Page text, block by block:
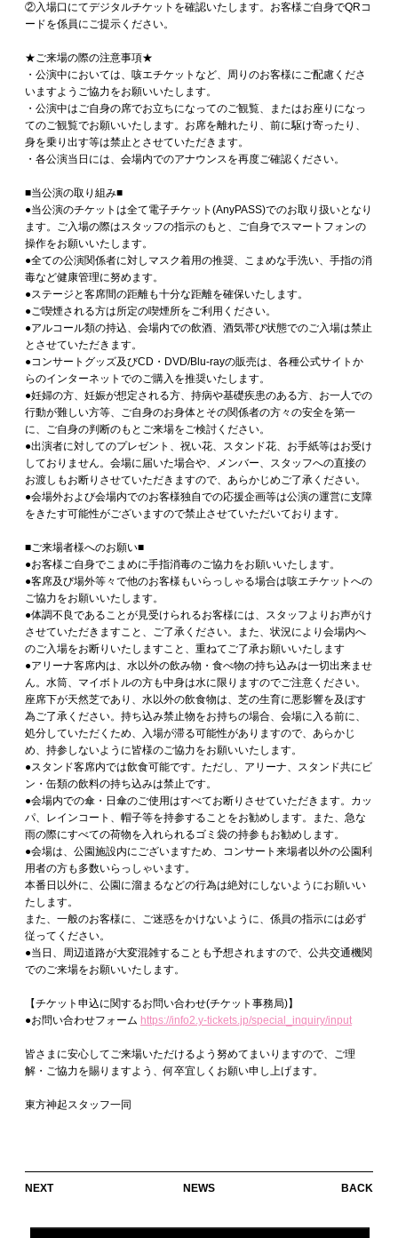
②入場口にてデジタルチケットを確認いたします。お客様ご自身でQRコ
ードを係員にご提示ください。
★ご来場の際の注意事項★
・公演中においては、咳エチケットなど、周りのお客様にご配慮くださ
いますようご協力をお願いいたします。
・公演中はご自身の席でお立ちになってのご観覧、またはお座りになっ
てのご観覧でお願いいたします。お席を離れたり、前に駆け寄ったり、
身を乗り出す等は禁止とさせていただきます。
・各公演当日には、会場内でのアナウンスを再度ご確認ください。
■当公演の取り組み■
●当公演のチケットは全て電子チケット(AnyPASS)でのお取り扱いとなり
ます。ご入場の際はスタッフの指示のもと、ご自身でスマートフォンの
操作をお願いいたします。
●全ての公演関係者に対しマスク着用の推奨、こまめな手洗い、手指の消
毒など健康管理に努めます。
●ステージと客席間の距離も十分な距離を確保いたします。
●ご喫煙される方は所定の喫煙所をご利用ください。
●アルコール類の持込、会場内での飲酒、酒気帯び状態でのご入場は禁止
とさせていただきます。
●コンサートグッズ及びCD・DVD/Blu-rayの販売は、各種公式サイトか
らのインターネットでのご購入を推奨いたします。
●妊婦の方、妊娠が想定される方、持病や基礎疾患のある方、お一人での
行動が難しい方等、ご自身のお身体とその関係者の方々の安全を第一
に、ご自身の判断のもとご来場をご検討ください。
●出演者に対してのプレゼント、祝い花、スタンド花、お手紙等はお受け
しておりません。会場に届いた場合や、メンバー、スタッフへの直接の
お渡しもお断りさせていただきますので、あらかじめご了承ください。
●会場外および会場内でのお客様独自での応援企画等は公演の運営に支障
をきたす可能性がございますので禁止させていただいております。
■ご来場者様へのお願い■
●お客様ご自身でこまめに手指消毒のご協力をお願いいたします。
●客席及び場外等々で他のお客様もいらっしゃる場合は咳エチケットへの
ご協力をお願いいたします。
●体調不良であることが見受けられるお客様には、スタッフよりお声がけ
させていただきますこと、ご了承ください。また、状況により会場内へ
のご入場をお断りいたしますこと、重ねてご了承お願いいたします
●アリーナ客席内は、水以外の飲み物・食べ物の持ち込みは一切出来ませ
ん。水筒、マイボトルの方も中身は水に限りますのでご注意ください。
座席下が天然芝であり、水以外の飲食物は、芝の生育に悪影響を及ぼす
為ご了承ください。持ち込み禁止物をお持ちの場合、会場に入る前に、
処分していただくため、入場が滞る可能性がありますので、あらかじ
め、持参しないように皆様のご協力をお願いいたします。
●スタンド客席内では飲食可能です。ただし、アリーナ、スタンド共にビ
ン・缶類の飲料の持ち込みは禁止です。
●会場内での傘・日傘のご使用はすべてお断りさせていただきます。カッ
パ、レインコート、帽子等を持参することをお勧めします。また、急な
雨の際にすべての荷物を入れられるゴミ袋の持参もお勧めします。
●会場は、公園施設内にございますため、コンサート来場者以外の公園利
用者の方も多数いらっしゃいます。
本番日以外に、公園に溜まるなどの行為は絶対にしないようにお願いい
たします。
また、一般のお客様に、ご迷惑をかけないように、係員の指示には必ず
従ってください。
●当日、周辺道路が大変混雑することも予想されますので、公共交通機関
でのご来場をお願いいたします。
【チケット申込に関するお問い合わせ(チケット事務局)】
●お問い合わせフォーム https://info2.y-tickets.jp/special_inquiry/input
皆さまに安心してご来場いただけるよう努めてまいりますので、ご理
解・ご協力を賜りますよう、何卒宜しくお願い申し上げます。
東方神起スタッフ一同
NEXT NEWS BACK